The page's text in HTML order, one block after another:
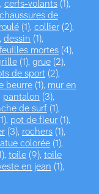
cerfs-volants(1),
chaussures de
(1), collier(2),
dessin (1),
feuilles mortes(4),
(1), grue(2),
de sport (2),
beurre(1), mur en
pantalon (3),
de surf (1),
pot de fleur(1),
(3), rochers(1),
colorée(1),
toile(9), toile
en jean (1),